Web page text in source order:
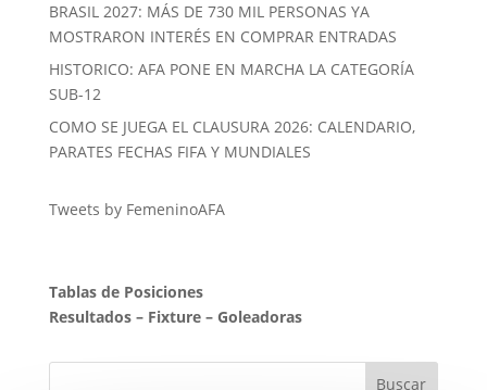
BRASIL 2027: MÁS DE 730 MIL PERSONAS YA
MOSTRARON INTERÉS EN COMPRAR ENTRADAS
HISTORICO: AFA PONE EN MARCHA LA CATEGORÍA
SUB-12
COMO SE JUEGA EL CLAUSURA 2026: CALENDARIO,
PARATES FECHAS FIFA Y MUNDIALES
Tweets by FemeninoAFA
Tablas de Posiciones
Resultados– Fixture– Goleadoras